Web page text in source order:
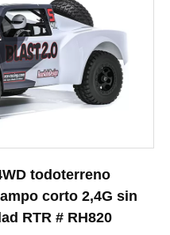
todoterreno
corto 2,4G sin
RTR # RH820